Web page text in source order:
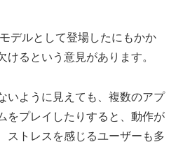
デルとして登場したにもかか
けるという意見があります。
いように見えても、複数のアプ
をプレイしたりすると、動作が
ストレスを感じるユーザーも多